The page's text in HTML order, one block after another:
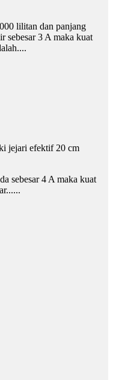
lilitan dan panjang
sebesar 3 A maka kuat
jejari efektif 20 cm
sebesar 4 A maka kuat